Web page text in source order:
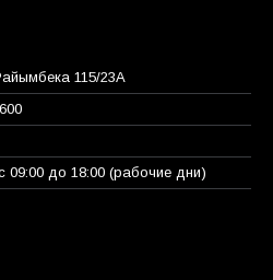
115/23A
до 18:00 (рабочие дни)